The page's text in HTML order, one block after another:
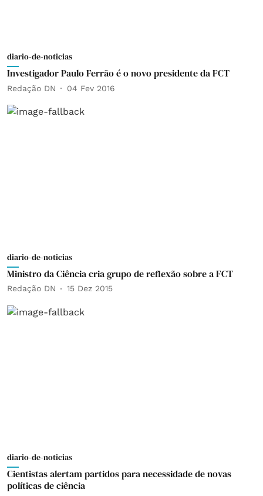
diario-de-noticias
Investigador Paulo Ferrão é o novo presidente da FCT
Redação DN 04 Fev 2016
diario-de-noticias
Ministro da Ciência cria grupo de reflexão sobre a FCT
Redação DN 15 Dez 2015
diario-de-noticias
Cientistas alertam partidos para necessidade de novas
políticas de ciência